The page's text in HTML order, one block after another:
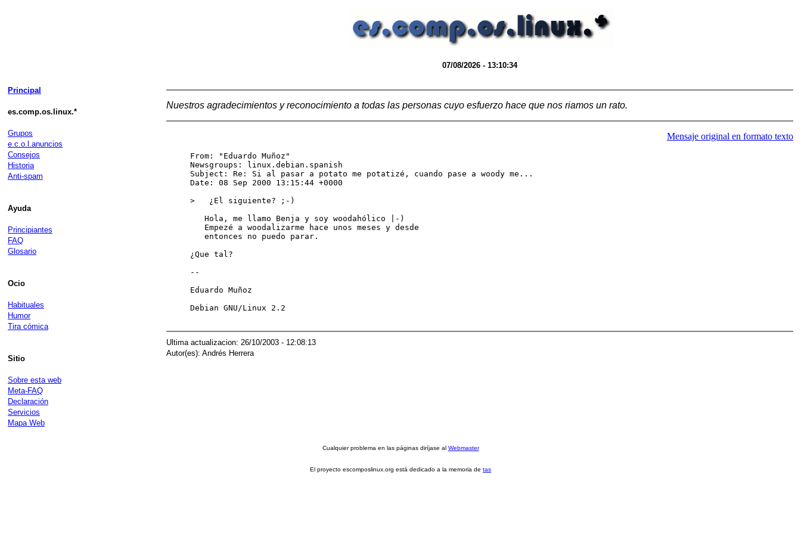
07/08/2026 - 13:10:34
Principal
es.comp.os.linux.*
Grupos
e.c.o.l.anuncios
Consejos
Historia
Anti-spam
Ayuda
Principiantes
FAQ
Glosario
Ocio
Habituales
Humor
Tira cómica
Sitio
Sobre esta web
Meta-FAQ
Declaración
Servicios
Mapa Web
Nuestros agradecimientos y reconocimiento a todas las personas cuyo esfuerzo hace que nos riamos un rato.
Mensaje original en formato texto
From: "Eduardo Muñoz"
Newsgroups: linux.debian.spanish
Subject: Re: Si al pasar a potato me potatizé, cuando pase a woody me...
Date: 08 Sep 2000 13:15:44 +0000
>   ¿El siguiente? ;-)
   Hola, me llamo Benja y soy woodahólico |-)
   Empezé a woodalizarme hace unos meses y desde
   entonces no puedo parar.
¿Que tal?
--
Eduardo Muñoz
Debian GNU/Linux 2.2
Ultima actualizacion: 26/10/2003 - 12:08:13
Autor(es): Andrés Herrera
Cualquier problema en las páginas diríjase al Webmaster
El proyecto escomposlinux.org está dedicado a la memoria de tas